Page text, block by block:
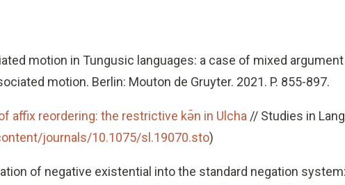
motion in Tungusic languages: a case of mixed
motion. Berlin: Mouton de Gruyter. 2021. P. 855-897.
affix reordering: the restrictive kə̄n in Ulcha // Studies in
journals/10.1075/sl.19070.sto)
of negative existential into the standard negation